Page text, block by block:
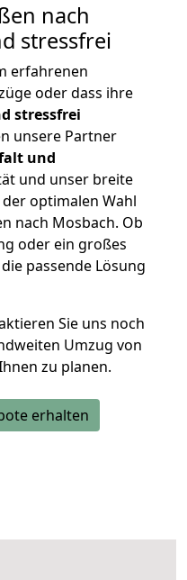
nach
stressfrei
erfahrenen
oder dass ihre
stressfrei
unsere Partner
und
und unser breite
optimalen Wahl
nach Mosbach. Ob
oder ein großes
passende Lösung
Sie uns noch
Umzug von
zu planen.
erhalten